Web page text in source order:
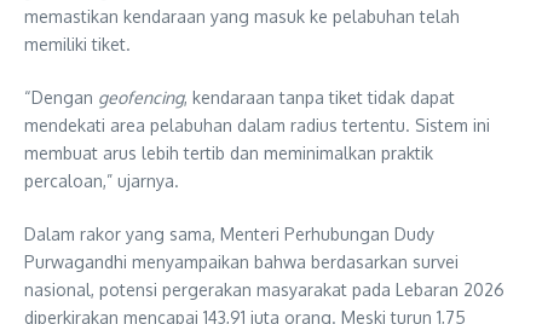
memastikan kendaraan yang masuk ke pelabuhan telah
memiliki tiket.
“Dengan geofencing, kendaraan tanpa tiket tidak dapat
mendekati area pelabuhan dalam radius tertentu. Sistem ini
membuat arus lebih tertib dan meminimalkan praktik
percaloan,” ujarnya.
Dalam rakor yang sama, Menteri Perhubungan Dudy
Purwagandhi menyampaikan bahwa berdasarkan survei
nasional, potensi pergerakan masyarakat pada Lebaran 2026
diperkirakan mencapai 143,91 juta orang. Meski turun 1,75